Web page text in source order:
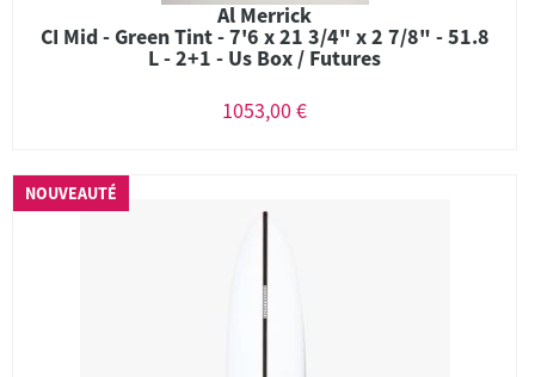
Al Merrick
CI Mid - Green Tint - 7'6 x 21 3/4" x 2 7/8" - 51.8
L - 2+1 - Us Box / Futures
1053,00 €
NOUVEAUTÉ